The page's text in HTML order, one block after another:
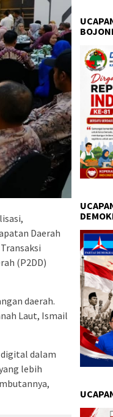
Daerah
(P2DD)
daerah.
Laut, Ismail
dalam
lebih